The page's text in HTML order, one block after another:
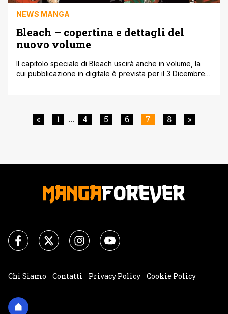
NEWS MANGA
Bleach – copertina e dettagli del
nuovo volume
Il capitolo speciale di Bleach uscirà anche in volume, la
cui pubblicazione in digitale è prevista per il 3 Dicembre
shot speciale di 73 pagine, uscito originariamente [']
« 1 ... 4 5 6 7 8 »
Chi Siamo Contatti Privacy Policy
Cookie Policy